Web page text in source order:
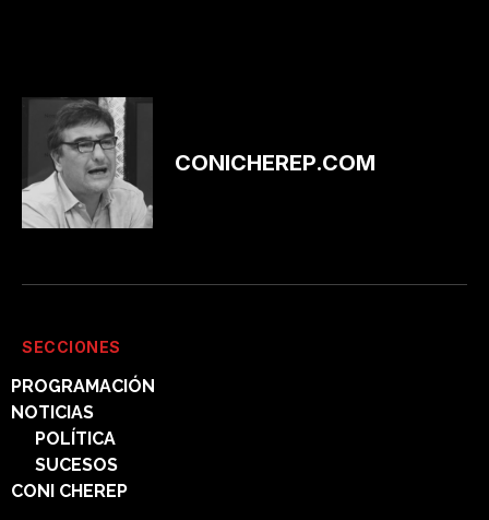
CONICHEREP.COM
SECCIONES
PROGRAMACIÓN
NOTICIAS
POLÍTICA
SUCESOS
CONI CHEREP